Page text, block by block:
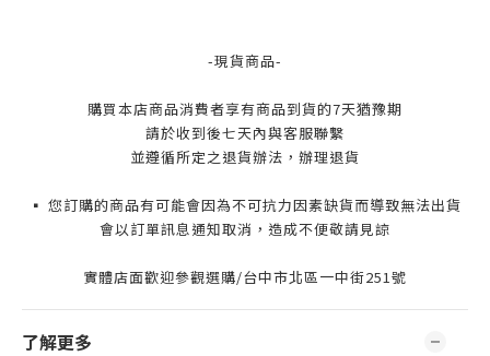
-現貨商品-
購買本店商品消費者享有商品到貨的7天猶豫期
請於收到後七天內與客服聯繫
並遵循所定之退貨辦法，辦理退貨
▪️ 您訂購的商品有可能會因為不可抗力因素缺貨而導致無法出貨
會以訂單訊息通知取消，造成不便敬請見諒
實體店面歡迎參觀選購/台中市北區一中街251號
了解更多